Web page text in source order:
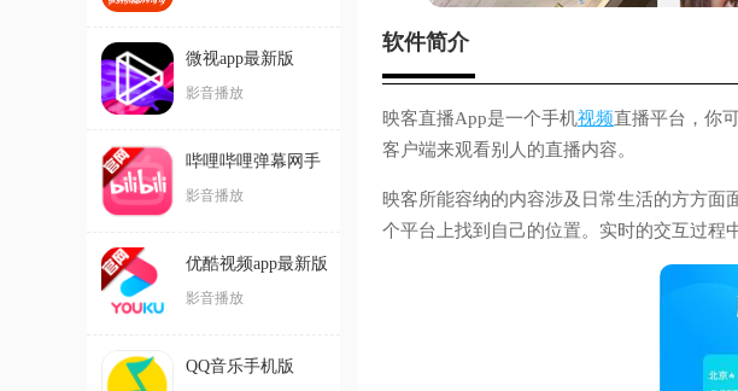
微视app最新版
影音播放
哔哩哔哩弹幕网手
机版官方版
影音播放
优酷视频app最新版
本
影音播放
QQ音乐手机版
软件简介
映客直播App是一个手机视频直播平台，你
客户端来观看别人的直播内容。
映客所能容纳的内容涉及日常生活的方方面
个平台上找到自己的位置。实时的交互过程